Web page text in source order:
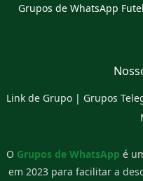
Grupos de WhatsApp
Link de Grupo | Grupos
O Grupos de WhatsApp é
em 2023 para facilitar a